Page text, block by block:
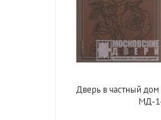
Дверь в частный
МД-